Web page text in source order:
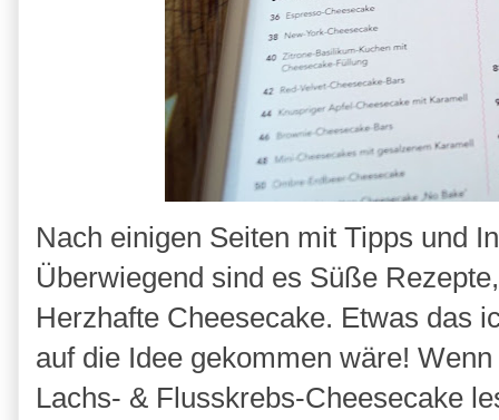
Nach einigen Seiten mit Tipps und
Überwiegend sind es Süße
Herzhafte Cheesecake. Etwas das
auf die Idee gekommen wäre!
Lachs- & Flusskrebs-Cheesecake